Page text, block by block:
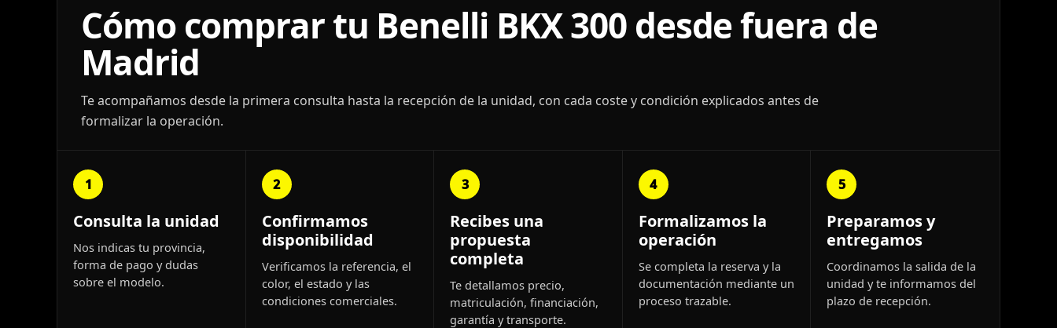
Cómo comprar tu Benelli BKX 300 desde fuera de
Madrid
Te acompañamos desde la primera consulta hasta la recepción de la unidad, con cada coste y condición explicados antes de
formalizar la operación.
1
Consulta la unidad
Nos indicas tu provincia,
forma de pago y dudas
sobre el modelo.
2
Confirmamos
disponibilidad
Verificamos la referencia, el
color, el estado y las
condiciones comerciales.
3
Recibes una
propuesta
completa
Te detallamos precio,
matriculación, financiación,
garantía y transporte.
4
Formalizamos la
operación
Se completa la reserva y la
documentación mediante un
proceso trazable.
5
Preparamos y
entregamos
Coordinamos la salida de la
unidad y te informamos del
plazo de recepción.